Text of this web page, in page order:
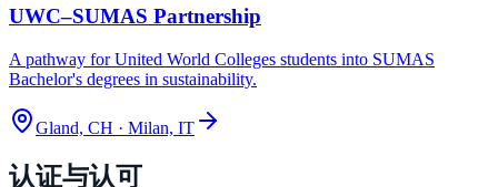
UWC–SUMAS Partnership
A pathway for United World Colleges students into SUMAS
Bachelor's degrees in sustainability.
Gland, CH · Milan, IT
认证与认可